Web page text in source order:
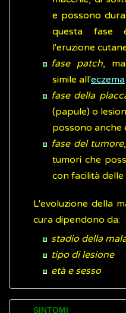
e possono
questa fase
l'eruzione
fase patch,
simile all'eczema
fase della
(papule) o
possono anche
fase del tumore
tumori che
con facilità delle
L'evoluzione della
cura dipendono da:
stadio della
tipo di lesione
età e sesso
SINTOMI